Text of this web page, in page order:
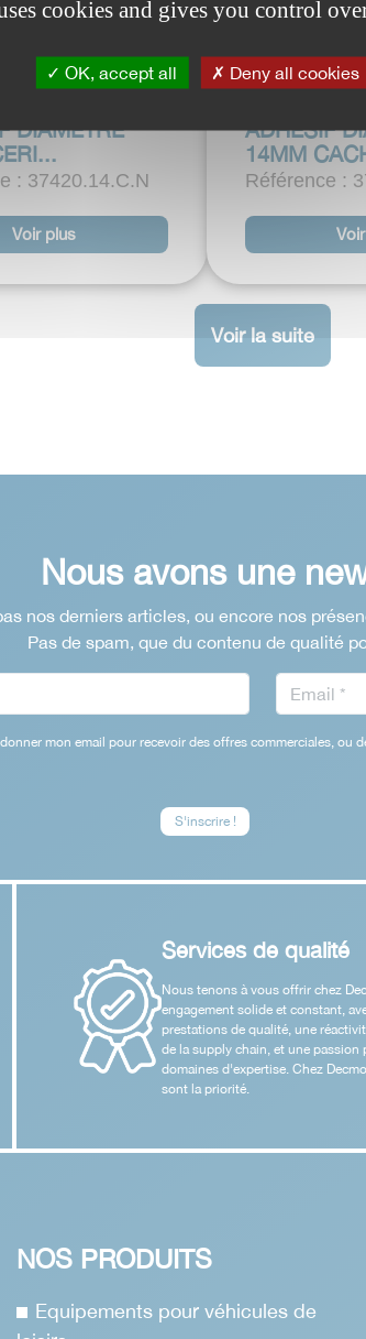
DIAMETRE
: 37420.14.C.N
Voir plus
ADHESIF
14MM
Référence :
Voir la suite
Nous avons une
nos derniers articles, ou encore nos
Pas de spam, que du contenu de qualité
mon email pour recevoir des offres commerciales, ou
Services de qualité
Nous tenons à vous offrir chez
engagement solide et constant,
prestations de qualité, une
de la supply chain, et une passion
domaines d'expertise. Chez
sont la priorité.
NOS PRODUITS
Equipements pour véhicules de
cookies and gives you control
OK, accept all Deny all cookies